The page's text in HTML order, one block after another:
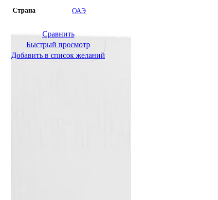
Страна ОАЭ
Сравнить
Быстрый просмотр
Добавить в список желаний